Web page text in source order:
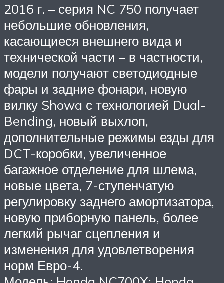
2016 г. – серия NC 750 получает
небольшие обновления,
касающиеся внешнего вида и
технической части – в частности,
модели получают светодиодные
фары и задние фонари, новую
вилку Showa с технологией Dual-
Bending, новый выхлоп,
дополнительные режимы езды для
DCT-коробки, увеличенное
багажное отделение для шлема,
новые цвета, 7-ступенчатую
регулировку заднего амортизатора,
новую приборную панель, более
легкий рычаг сцепления и
изменения для удовлетворения
норм Евро-4.